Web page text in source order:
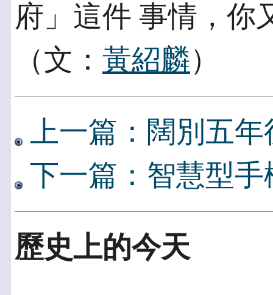
府」這件 事情，你
（文： 黃紹麟）
上一篇：闊別五
下一篇：智慧型
歷史上的今天